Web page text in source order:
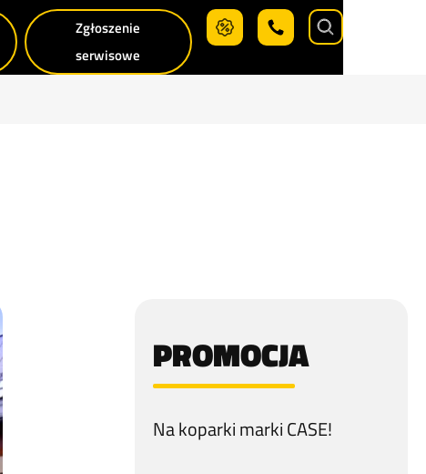
Zgłoszenie
serwisowe
Search
PROMOCJA
Na koparki marki CASE!